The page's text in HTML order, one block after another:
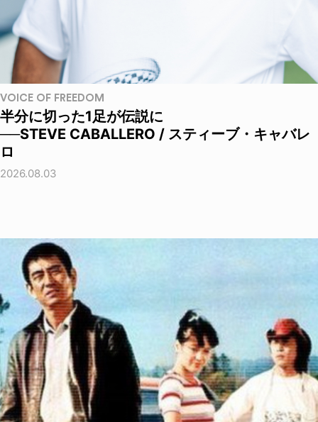
VOICE OF FREEDOM
半分に切った1足が伝説に
──STEVE CABALLERO / スティーブ・キャバレ
ロ
2026.08.03